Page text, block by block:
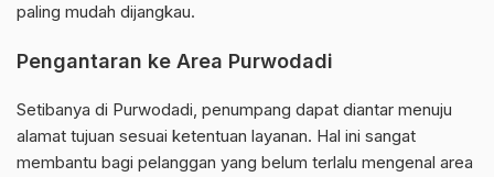
paling mudah dijangkau.
Pengantaran ke Area Purwodadi
Setibanya di Purwodadi, penumpang dapat diantar menuju
alamat tujuan sesuai ketentuan layanan. Hal ini sangat
membantu bagi pelanggan yang belum terlalu mengenal area